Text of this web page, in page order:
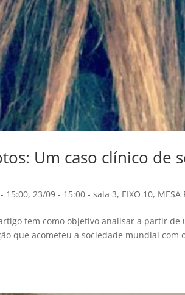
Um caso clínico de
15:00, 23/09 - 15:00 - sala 3, EIXO 10, MESA
tem como objetivo analisar a partir de
que acometeu a sociedade mundial com